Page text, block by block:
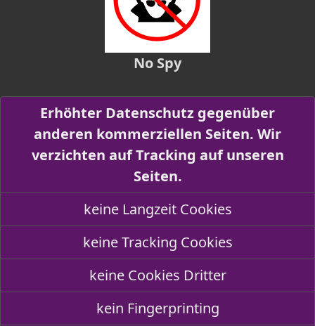
No Spy
Erhöhter Datenschutz gegenüber
anderen kommerziellen Seiten. Wir
verzichten auf Tracking auf unseren
Seiten.
keine Langzeit Cookies
keine Tracking Cookies
keine Cookies Dritter
kein Fingerprinting